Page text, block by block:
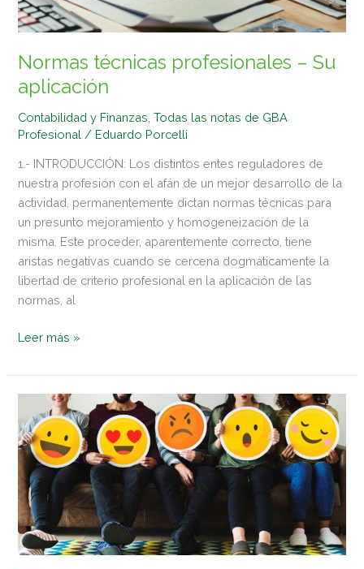
Normas técnicas profesionales – Su
aplicación
Contabilidad y Finanzas ,Todas las notas de GBA
Profesional / Eduardo Porcelli
1.- INTRODUCCIÓN: Los distintos entes reguladores de
nuestra profesión con el afán de un mejor desarrollo de la
actividad, permanentemente dictan normas técnicas para
un presunto mejoramiento y homogeneización de la
misma. Este proceder, aparentemente correcto, tiene
aristas negativas cuando se cercena dogmáticamente la
libertad de criterio profesional en la aplicación de las
normas, al
Leer más »
Estrés,
emociones
y
juego:
claves
para
equipos
más
humanos